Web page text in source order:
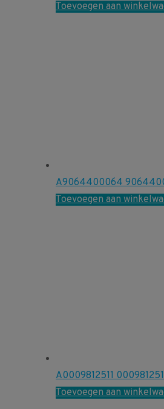
Toevoegen aan
A9064400064
Toevoegen aan
A0009812511
Toevoegen aan